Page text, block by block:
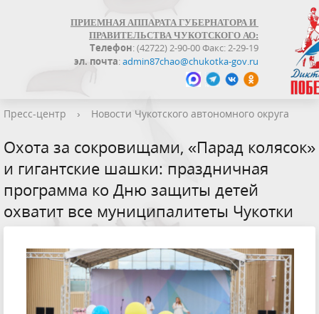
ПРИЕМНАЯ АППАРАТА ГУБЕРНАТОРА И
ПРАВИТЕЛЬСТВА ЧУКОТСКОГО АО:
Телефон: (42722) 2-90-00 Факс: 2-29-19
эл. почта:admin87chao@chukotka-gov.ru
Пресс-центр › Новости Чукотского автономного округа
Охота за сокровищами, «Парад колясок»
и гигантские шашки: праздничная
программа ко Дню защиты детей
охватит все муниципалитеты Чукотки